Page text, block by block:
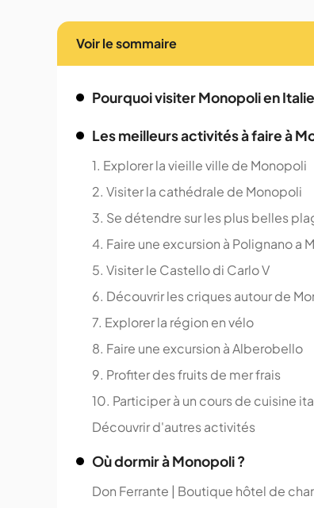
Voir le sommaire
Pourquoi visiter Monopoli en
Les meilleurs activités à faire à
1. Explorer la vieille ville de Monopoli
2. Visiter la cathédrale de Monopoli
3. Se détendre sur les plus belles
4. Faire une excursion à Polignano a
5. Visiter le Castello di Carlo V
6. Découvrir les criques autour de
7. Explorer la région en vélo
8. Faire une excursion à Alberobello
9. Profiter des fruits de mer frais
10. Participer à un cours de cuisine
Découvrir d'autres activités
Où dormir à Monopoli ?
Don Ferrante | Boutique hôtel de